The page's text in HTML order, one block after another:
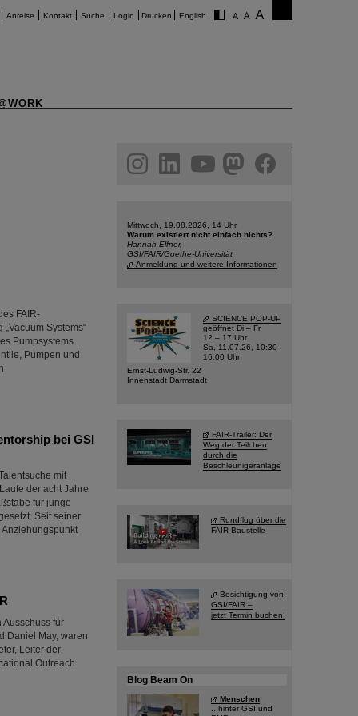
Anreise Kontakt Suche Login Drucken English
FAIR-
Systems“
Pumpsystems
Pumpen und
bei GSI
mit
der acht Jahre
für junge
Seit seiner
für
Daniel May, waren
Leiter der
Outreach
facebook
Mittwoch, 19.08.2026, 14 Uhr
Warum existiert nicht einfach nichts?
Hannah Elfner,
GSI/FAIR/Goethe-Universität
Anmeldung und weitere Informationen
SCIENCE POP-UP
geöffnet Di – Fr,
12 – 17 Uhr
Sa, 11.07.26, 10:30-
16:00 Uhr
Ernst-Ludwig-Str. 22
Innenstadt Darmstadt
FAIR-Trailer: Der
Weg der Teilchen
durch die
Beschleunigeranlage
Rundflug über die
FAIR-Baustelle
Besichtigung von
GSI/FAIR –
jetzt Termin buchen!
Blog Beam On
Menschen
...hinter GSI und